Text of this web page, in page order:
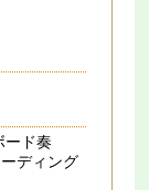
ード奏
ディング